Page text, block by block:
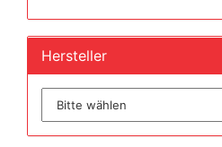
Hersteller